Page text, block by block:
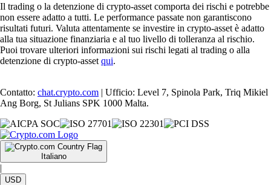
Il trading o la detenzione di crypto-asset comporta dei rischi e potrebbe
non essere adatto a tutti. Le performance passate non garantiscono
risultati futuri. Valuta attentamente se investire in crypto-asset è adatto
alla tua situazione finanziaria e al tuo livello di tolleranza al rischio.
Puoi trovare ulteriori informazioni sui rischi legati al trading o alla
detenzione di crypto-asset qui.
Contatto: chat.crypto.com | Ufficio: Level 7, Spinola Park, Triq Mikiel
Ang Borg, St Julians SPK 1000 Malta.
Italiano
|
USD